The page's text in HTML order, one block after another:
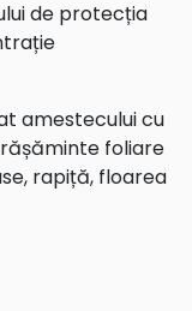
de protecția
amestecului cu
foliare
rapiță, floarea